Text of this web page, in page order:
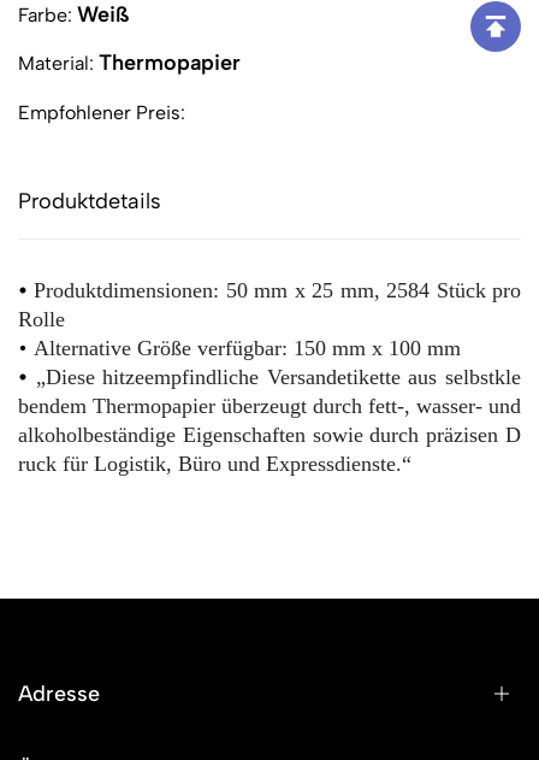
Farbe: Weiß
Material: Thermopapier
Empfohlener Preis:
Produktdetails
• Produktdimensionen: 50 mm x 25 mm, 2584 Stück pro
Rolle
• Alternative Größe verfügbar: 150 mm x 100 mm
• „Diese hitzeempfindliche Versandetikette aus selbstkle
bendem Thermopapier überzeugt durch fett-, wasser- und
alkoholbeständige Eigenschaften sowie durch präzisen D
ruck für Logistik, Büro und Expressdienste.“
Adresse